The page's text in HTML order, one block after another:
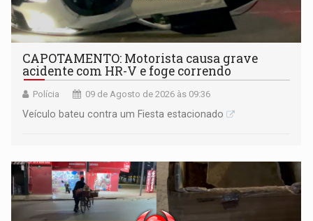
CAPOTAMENTO: Motorista causa grave
acidente com HR-V e foge correndo
Polícia 09 de Agosto de 2026 às 09:36
Veículo bateu contra um Fiesta estacionado